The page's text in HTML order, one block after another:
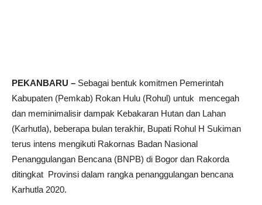
PEKANBARU – Sebagai bentuk komitmen Pemerintah
Kabupaten (Pemkab) Rokan Hulu (Rohul) untuk mencegah
dan meminimalisir dampak Kebakaran Hutan dan Lahan
(Karhutla), beberapa bulan terakhir, Bupati Rohul H Sukiman
terus intens mengikuti Rakornas Badan Nasional
Penanggulangan Bencana (BNPB) di Bogor dan Rakorda
ditingkat Provinsi dalam rangka penanggulangan bencana
Karhutla 2020.